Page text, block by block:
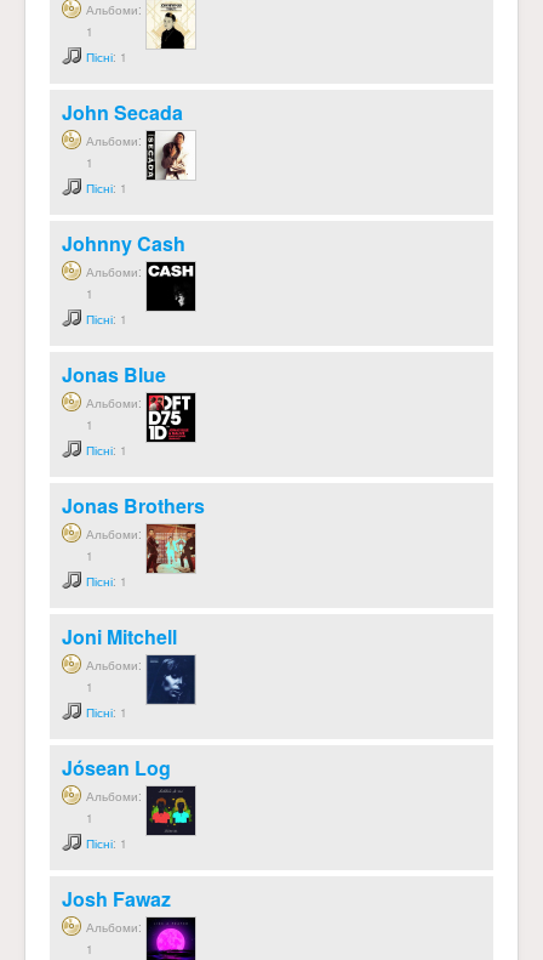
Альбоми:
1
Пісні: 1
John Secada
Альбоми:
1
Пісні: 1
Johnny Cash
Альбоми:
1
Пісні: 1
Jonas Blue
Альбоми:
1
Пісні: 1
Jonas Brothers
Альбоми:
1
Пісні: 1
Joni Mitchell
Альбоми:
1
Пісні: 1
Jósean Log
Альбоми:
1
Пісні: 1
Josh Fawaz
Альбоми:
1